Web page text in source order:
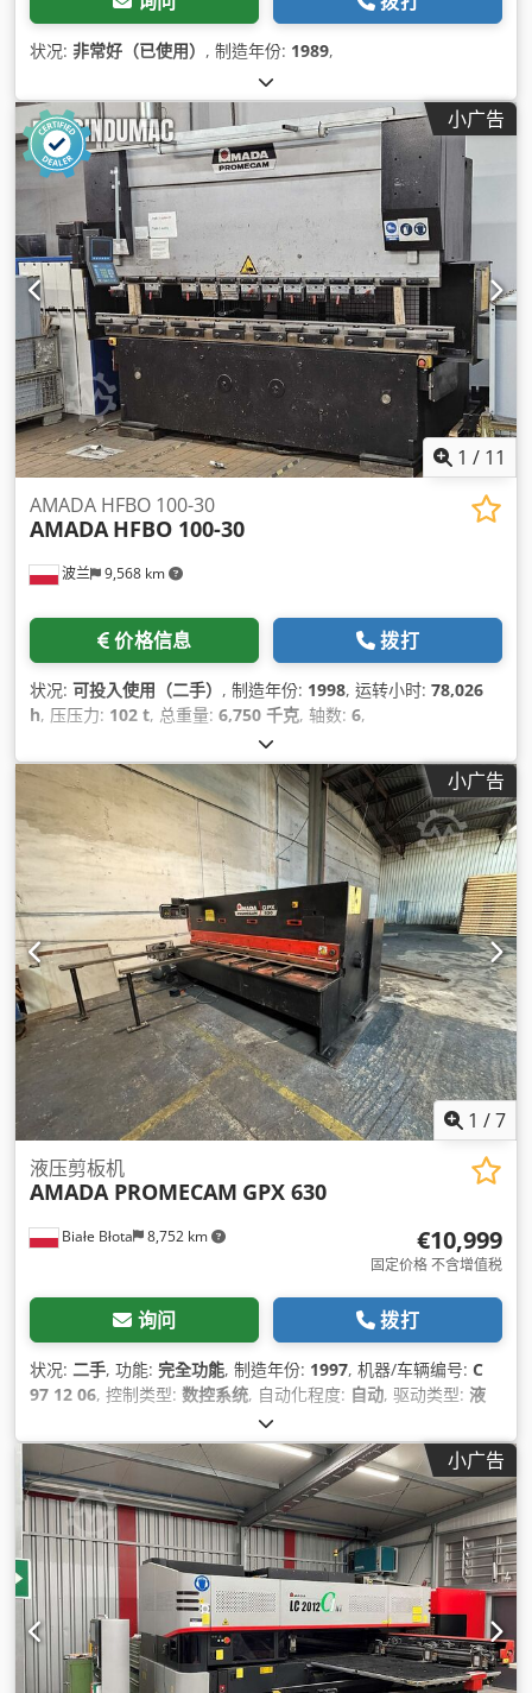
状况: 非常好（已使用） , 制造年份: 1989,
小广告
1 / 11
波兰 9,568 km
AMADA HFBO 100-30
AMADA HFBO 100-30
价格信息 拨打
状况: 可投入使用（二手） , 制造年份: 1998, 运转小时: 78,026
h, 压压力: 102 t, 总重量: 6,750 千克, 轴数: 6,
小广告
1 /7
Białe Błota 8,752 km
液压剪板机
AMADA PROMECAM GPX 630
€10,999
固定价格 不含增值税
询问 拨打
状况: 二手, 功能: 完全功能, 制造年份: 1997, 机器/车辆编号: C
97 12 06, 控制类型: 数控系统, 自动化程度: 自动, 驱动类型: 液
, 板材厚度（最大）:
节:数控, 后挡尺:1,050 毫米, 总重量:6,500 千克, 支撑臂数量:
2, 设备:角阀 小广告